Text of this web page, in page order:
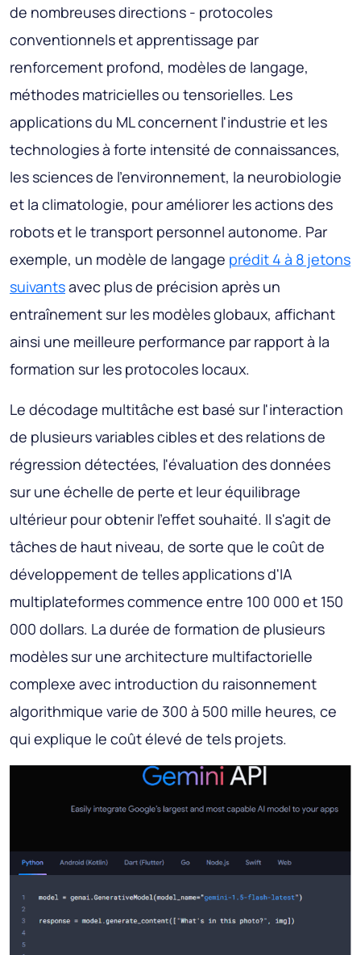
de nombreuses directions - protocoles
conventionnels et apprentissage par
renforcement profond, modèles de langage,
méthodes matricielles ou tensorielles. Les
applications du ML concernent l'industrie et les
technologies à forte intensité de connaissances,
les sciences de l'environnement, la neurobiologie
et la climatologie, pour améliorer les actions des
robots et le transport personnel autonome. Par
exemple, un modèle de langage prédit 4 à 8 jetons
suivantsavec plus de précision après un
entraînement sur les modèles globaux, affichant
ainsi une meilleure performance par rapport à la
formation sur les protocoles locaux.
Le décodage multitâche est basé sur l'interaction
de plusieurs variables cibles et des relations de
régression détectées, l'évaluation des données
sur une échelle de perte et leur équilibrage
ultérieur pour obtenir l'effet souhaité. Il s'agit de
tâches de haut niveau, de sorte que le coût de
développement de telles applications d'IA
multiplateformes commence entre 100 000 et 150
000 dollars. La durée de formation de plusieurs
modèles sur une architecture multifactorielle
complexe avec introduction du raisonnement
algorithmique varie de 300 à 500 mille heures, ce
qui explique le coût élevé de tels projets.